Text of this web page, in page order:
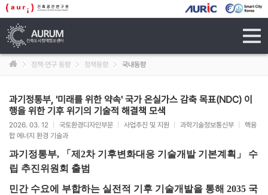
정책·연구 동향 정책동향 국내동향
과기정통부, '미래를 위한 약속' 국가 온실가스 감축 목표(NDC) 이
행을 위한 기후 위기의 기술적 해결책 모색
2026. 03. 12 국토환경디자인부문 사업추진 및 지원 과학기술정보통신부
핵융
합 에너지 환경 기술과
과기정통부, 「제2차 기후변화대응 기술개발 기본계획」 수
립 추진위원회 출범
민간 수요에 부합하는 실전적 기후 기술개발을 통해 2035 국